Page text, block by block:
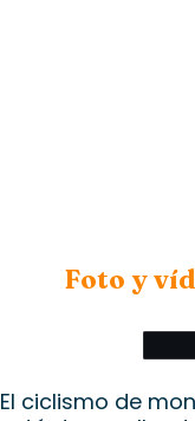
Foto y
El ciclismo de